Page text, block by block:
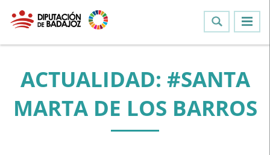
ACTUALIDAD: #SANTA
MARTA DE LOS BARROS